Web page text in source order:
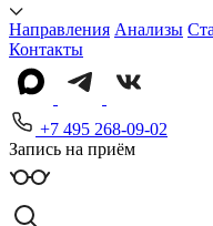
Направления Анализы
Контакты
+7 495 268-09-02
Запись на приём